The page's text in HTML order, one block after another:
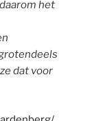
het
dat voor